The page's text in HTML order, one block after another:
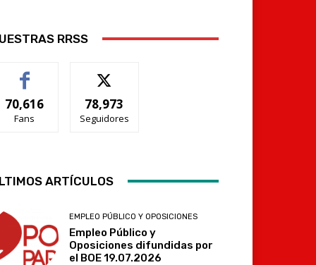
Telegram
RRSS
70,616
Fans
78,973
Seguidores
ARTÍCULOS
EMPLEO PÚBLICO Y OPOSICIONES
Empleo Público y
Oposiciones difundidas por
el BOE 19.07.2026